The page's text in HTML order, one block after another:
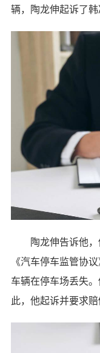
辆，陶龙伸起诉了韩
陶龙伸告诉他，
《汽车停车监管协
车辆在停车场丢失
此，他起诉并要求